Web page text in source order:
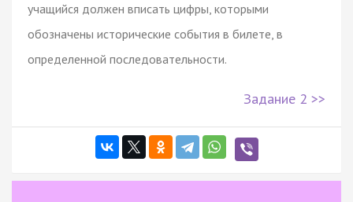
учащийся должен вписать цифры, которыми
обозначены исторические события в билете, в
определенной последовательности.
Задание 2 >>